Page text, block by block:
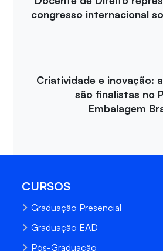
congresso internacional
Criatividade e inovação:
são finalistas no
Embalagem
CURSOS
Graduação Presencial
Graduação EAD
Pós-Graduação